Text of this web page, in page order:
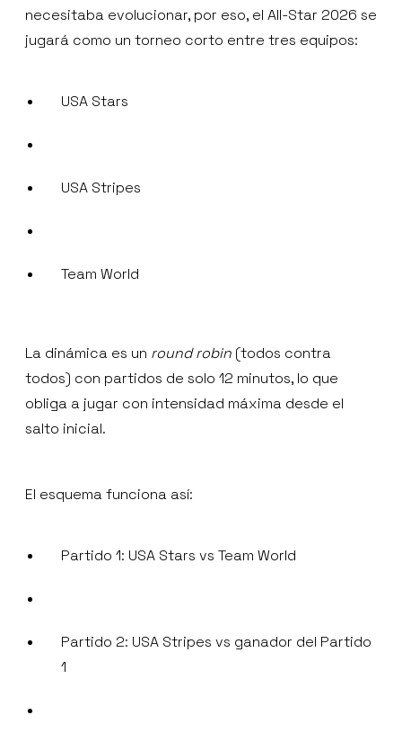
necesitaba evolucionar, por eso, el All-Star 2026 se
jugará como un torneo corto entre tres equipos:
USA Stars
USA Stripes
Team World
La dinámica es un round robin (todos contra
todos) con partidos de solo 12 minutos, lo que
obliga a jugar con intensidad máxima desde el
salto inicial.
El esquema funciona así:
Partido 1: USA Stars vs Team World
Partido 2: USA Stripes vs ganador del Partido
1